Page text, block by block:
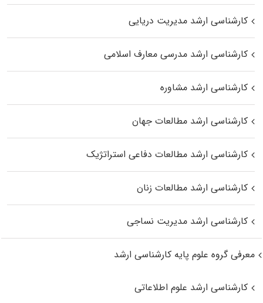
کارشناسی ارشد مدیریت دریایی
کارشناسی ارشد مدرسی معارف اسلامی
کارشناسی ارشد مشاوره
کارشناسی ارشد مطالعات جهان
کارشناسی ارشد مطالعات دفاعی استراتژیک
کارشناسی ارشد مطالعات زنان
کارشناسی ارشد مدیریت نساجی
معرفی گروه علوم پایه کارشناسی ارشد
کارشناسی ارشد علوم اطلاعاتی